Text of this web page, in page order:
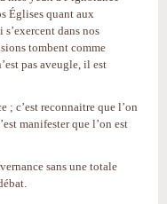
Églises quant aux
dans nos
tombent comme
pas aveugle, il est
; c’est reconnaitre que l’on
manifester que l’on est
sans une totale